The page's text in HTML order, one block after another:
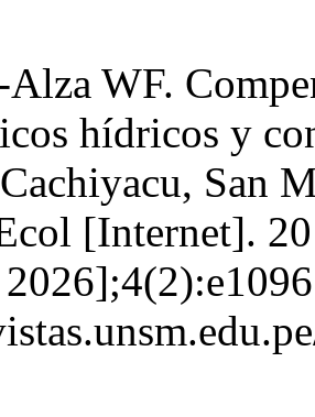
WF.
hídricos y
San
[Internet].